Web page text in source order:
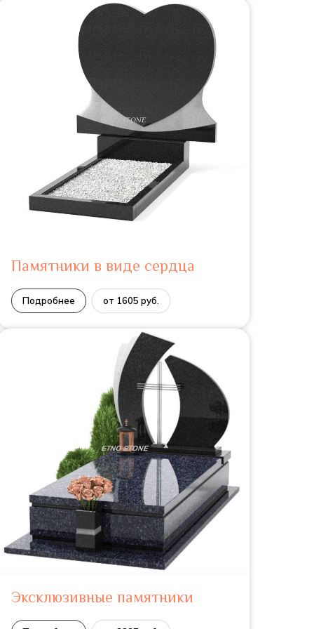
Памятники в виде сердца
Подробнее от 1605 руб.
Эксклюзивные памятники